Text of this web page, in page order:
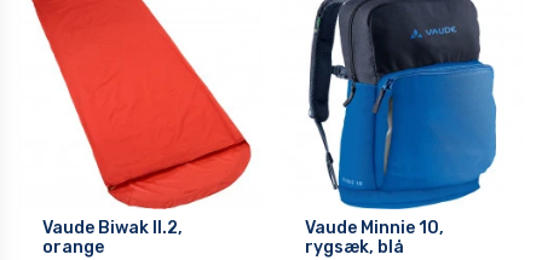
Vaude Biwak II.2,
orange
Vaude Minnie 10,
rygsæk, blå